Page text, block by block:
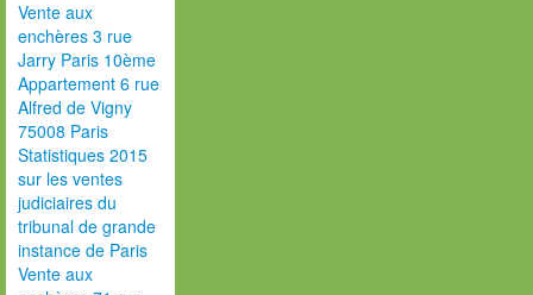
Vente aux
enchères 3 rue
Jarry Paris 10ème
Appartement 6 rue
Alfred de Vigny
75008 Paris
Statistiques 2015
sur les ventes
judiciaires du
tribunal de grande
instance de Paris
Vente aux